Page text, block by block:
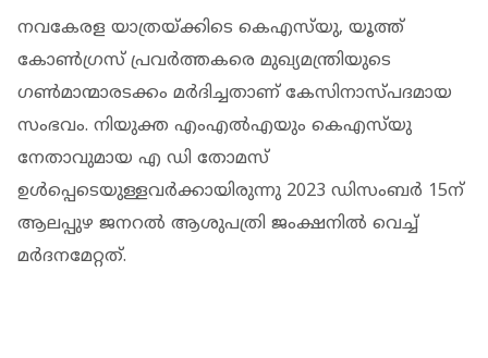
നവകേരള യാത്രയ്ക്കിടെ കെഎസ്‌യു, യൂത്ത്
കോണ്‍ഗ്രസ് പ്രവര്‍ത്തകരെ മുഖ്യമന്ത്രിയുടെ
ഗണ്‍മാന്മാരടക്കം മര്‍ദിച്ചതാണ് കേസിനാസ്പദമായ
സംഭവം. നിയുക്ത എംഎല്‍എയും കെഎസ്‌യു
നേതാവുമായ എ ഡി തോമസ്
ഉള്‍പ്പെടെയുള്ളവര്‍ക്കായിരുന്നു 2023 ഡിസംബര്‍ 15ന്
ആലപ്പുഴ ജനറല്‍ ആശുപത്രി ജംക്ഷനില്‍ വെച്ച്
മര്‍ദനമേറ്റത്.